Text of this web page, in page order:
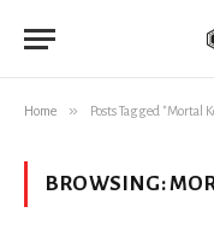
Home » Posts Tagged "Mortal
BROWSING: